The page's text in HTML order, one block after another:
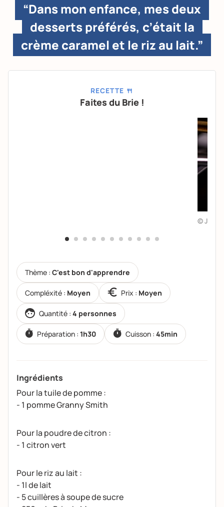
“Dans mon enfance, mes deux
desserts préférés, c’était la
crème caramel et le riz au lait.”
RECETTE 🍴
Faites du Brie !
© Julie
Thème : C'est bon d'apprendre
Compléxité : Moyen Prix : Moyen
Quantité : 4 personnes
Préparation :1h30 Cuisson : 45min
Ingrédients
Pour la tuile de pomme :
- 1 pomme Granny Smith
Pour la poudre de citron :
- 1 citron vert
Pour le riz au lait :
- 1l de lait
- 5 cuillères à soupe de sucre